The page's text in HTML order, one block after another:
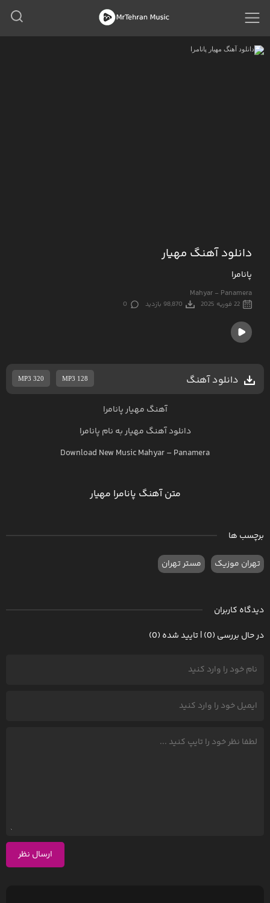
دانلود آهنگ مهیار
پانامرا
Mahyar - Panamera
22 فوریه 2025 98,870 بازدید 0
دانلود آهنگ MP3 320 MP3 128
آهنگ مهیار پانامرا
دانلود آهنگ مهیاربه نام پانامرا
Download New MusicMahyar– Panamera
متن آهنگ پانامرا مهیار
برچسب ها
تهران موزیک مستر تهران
دیدگاه کاربران
در حال بررسی (0) | تایید شده (0)
ارسال نظر